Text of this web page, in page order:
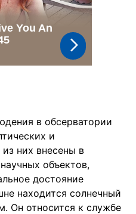
в обсерватории
и
них внесены в
объектов,
достояние
находится солнечный
Он относится к службе